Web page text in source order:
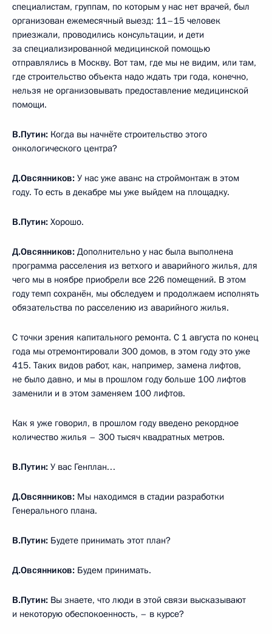
специалистам, группам, по которым у нас нет врачей, был
организован ежемесячный выезд: 11–15 человек
приезжали, проводились консультации, и дети
за специализированной медицинской помощью
отправлялись в Москву. Вот там, где мы не видим, или там,
где строительство объекта надо ждать три года, конечно,
нельзя не организовывать предоставление медицинской
помощи.
В.Путин: Когда вы начнёте строительство этого
онкологического центра?
Д.Овсянников: У нас уже аванс на строймонтаж в этом
году. То есть в декабре мы уже выйдем на площадку.
В.Путин: Хорошо.
Д.Овсянников: Дополнительно у нас была выполнена
программа расселения из ветхого и аварийного жилья, для
чего мы в ноябре приобрели все 226 помещений. В этом
году темп сохранён, мы обследуем и продолжаем исполнять
обязательства по расселению из аварийного жилья.
С точки зрения капитального ремонта. С 1 августа по конец
года мы отремонтировали 300 домов, в этом году это уже
415. Таких видов работ, как, например, замена лифтов,
не было давно, и мы в прошлом году больше 100 лифтов
заменили и в этом заменяем 100 лифтов.
Как я уже говорил, в прошлом году введено рекордное
количество жилья – 300 тысяч квадратных метров.
В.Путин: У вас Генплан…
Д.Овсянников: Мы находимся в стадии разработки
Генерального плана.
В.Путин: Будете принимать этот план?
Д.Овсянников: Будем принимать.
В.Путин: Вы знаете, что люди в этой связи высказывают
и некоторую обеспокоенность, – в курсе?